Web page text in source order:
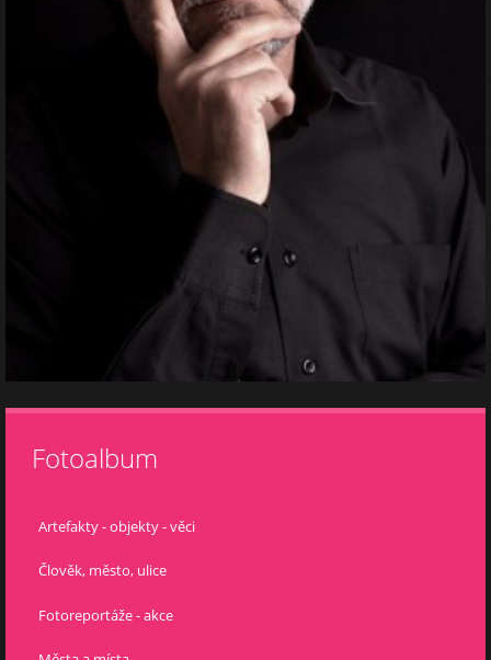
Fotoalbum
Artefakty - objekty - věci
Člověk, město, ulice
Fotoreportáže - akce